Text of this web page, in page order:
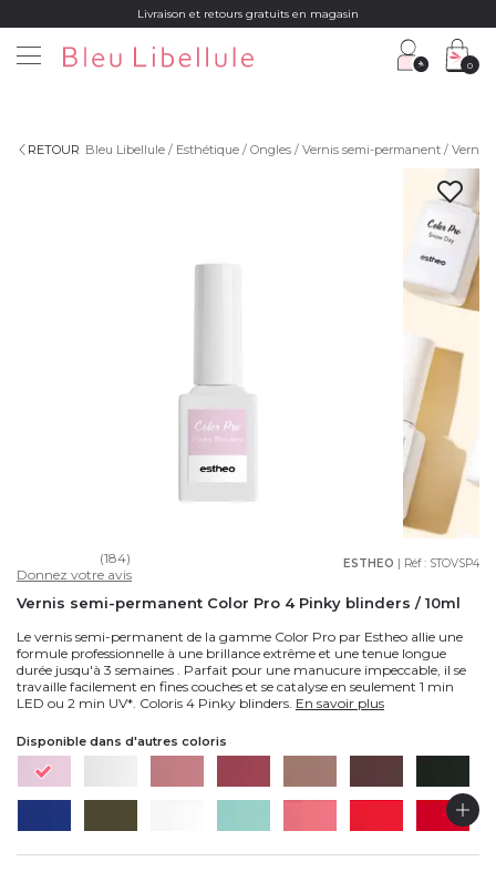
Livraison et retours gratuits en magasin
0
RETOUR Bleu Libellule Esthétique Ongles Vernis semi-permanent Vernis
ESTHEO | Réf : STOVSP4
(184)
Donnez votre avis
Vernis semi-permanent Color Pro 4 Pinky blinders / 10ml
Le vernis semi-permanent de la gamme Color Pro par Estheo allie une
formule professionnelle à une brillance extrême et une tenue longue
durée jusqu'à 3 semaines . Parfait pour une manucure impeccable, il se
travaille facilement en fines couches et se catalyse en seulement 1 min
LED ou 2 min UV*. Coloris 4 Pinky blinders. En savoir plus
Disponible dans d'autres coloris